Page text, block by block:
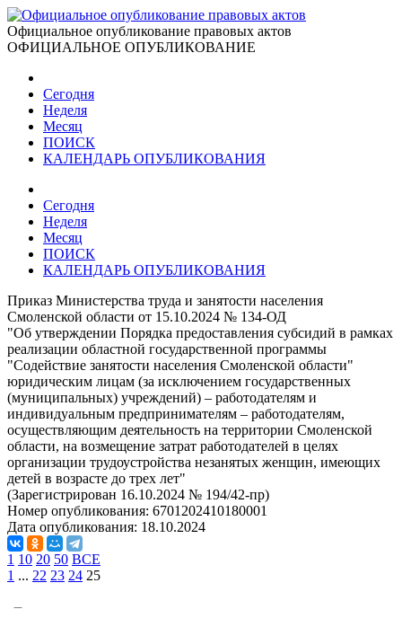
Официальное опубликование правовых актов
ОФИЦИАЛЬНОЕ ОПУБЛИКОВАНИЕ
Сегодня
Неделя
Месяц
ПОИСК
КАЛЕНДАРЬ ОПУБЛИКОВАНИЯ
Сегодня
Неделя
Месяц
ПОИСК
КАЛЕНДАРЬ ОПУБЛИКОВАНИЯ
Приказ Министерства труда и занятости населения
Смоленской области от 15.10.2024 № 134-ОД
"Об утверждении Порядка предоставления субсидий в рамках
реализации областной государственной программы
"Содействие занятости населения Смоленской области"
юридическим лицам (за исключением государственных
(муниципальных) учреждений) – работодателям и
индивидуальным предпринимателям – работодателям,
осуществляющим деятельность на территории Смоленской
области, на возмещение затрат работодателей в целях
организации трудоустройства незанятых женщин, имеющих
детей в возрасте до трех лет"
(Зарегистрирован 16.10.2024 № 194/42-пр)
Номер опубликования: 6701202410180001
Дата опубликования: 18.10.2024
1 10 20 50 ВСЕ
1 ... 22 23 24 25